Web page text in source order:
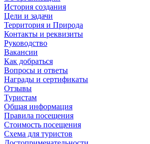
История создания
Цели и задачи
Территория и Природа
Контакты и реквизиты
Руководство
Вакансии
Как добраться
Вопросы и ответы
Награды и сертификаты
Отзывы
Туристам
Общая информация
Правила посещения
Стоимость посещения
Схема для туристов